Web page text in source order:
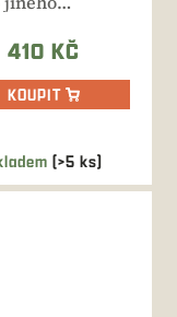
(>5 ks)
Délka
410 KČ
KOUPIT